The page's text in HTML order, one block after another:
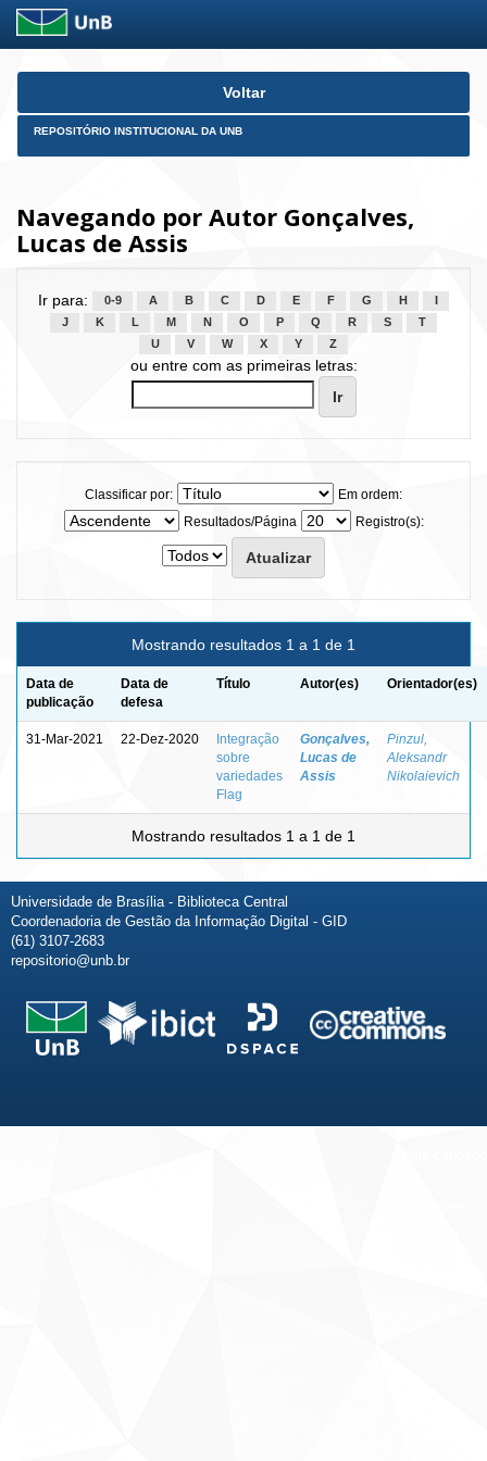
Skip
Voltar
REPOSITÓRIO INSTITUCIONAL DA UNB
Navegando por Autor Gonçalves,
Lucas de Assis
Ir para: 0-9 A B C D E F G H
J
K L M N O P Q R S
T
U
V W X Y Z
ou entre com as primeiras letras:
Classificar por:
Em ordem:
Resultados/Página
Registro(s):
Mostrando resultados 1 a 1 de 1
Data de
publicação
Data de
defesa
Título Autor(es) Orientador(es)
31-Mar-2021 22-Dez-2020
Integração
sobre
variedades
Flag
Gonçalves,
Lucas de
Assis
Pinzul,
Aleksandr
Nikolaievich
Mostrando resultados 1 a 1 de 1
Universidade de Brasília - Biblioteca Central
Coordenadoria de Gestão da Informação Digital - GID
(61) 3107-2683
repositorio@unb.br